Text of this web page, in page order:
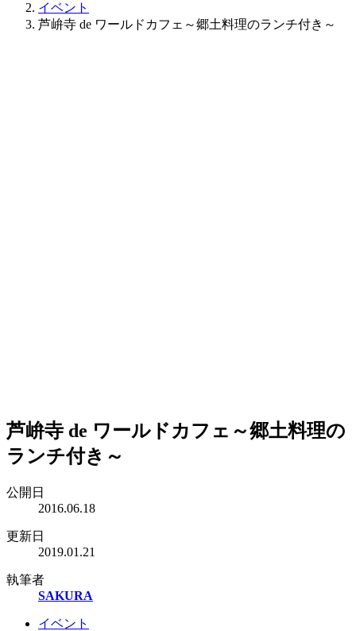
イベント
芦峅寺 de ワールドカフェ～郷土料理のランチ付き～
芦峅寺 de ワールドカフェ～郷土料理の
ランチ付き～
公開日
2016.06.18
更新日
2019.01.21
執筆者
SAKURA
イベント